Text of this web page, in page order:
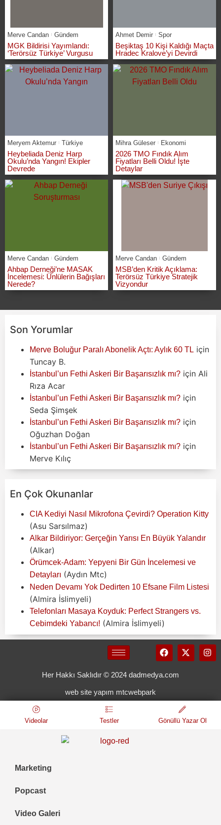
Merve Candan Gündem
MGK Bildirisi Yayımlandı:
‘Terörsüz Türkiye’ Vurgusu
Ahmet Demir Spor
Beşiktaş 10 Kişi Kaldığı Maçta
Hradec Kralove’yi Devirdi
Meryem Aktemur Türkiye
Heybeliada Deniz Harp
Okulu’nda Yangın! Ekipler
Devrede
Mihra Güleser Ekonomi
2026 TMO Fındık Alım
Fiyatları Belli Oldu! İşte
Detaylar
Merve Candan Gündem
Ahbap Derneği’ne MASAK
İncelemesi: Ünlülerin Bağışları
Nerede?
Merve Candan Gündem
MSB’den Kritik Açıklama:
Terörsüz Türkiye Stratejik
Vizyondur
Son Yorumlar
Merve Boluğur Paralı Abonelik Açtı: Aylık 60 TL için
Tuncay B.
İstanbul’un Fethi Askeri Bir Başarısızlık mı? için Ali
Rıza Acar
İstanbul’un Fethi Askeri Bir Başarısızlık mı? için
Seda Şimşek
İstanbul’un Fethi Askeri Bir Başarısızlık mı? için
Oğuzhan Doğan
İstanbul’un Fethi Askeri Bir Başarısızlık mı? için
Merve Kılıç
En Çok Okunanlar
CIA Kediyi Nasıl Mikrofona Çevirdi? Operation Kitty
(Asu Sarsılmaz)
Alkar Bildiriyor: Gerçeğin Yarısı En Büyük Yalandır
(Alkar)
Örümcek-Adam: Yepyeni Bir Gün İncelemesi ve
Detayları (Aydın Mtc)
Neden Devamı Yok Dedirten 10 Efsane Film Listesi
(Almira İslimyeli)
Telefonları Masaya Koyduk: Perfect Strangers vs.
Cebimdeki Yabancı! (Almira İslimyeli)
Her Hakkı Saklıdır © 2024 dadmedya.com
web site yapım mtcwebpark
Videolar Testler Gönüllü Yazar Ol
Marketing
Popcast
Video Galeri